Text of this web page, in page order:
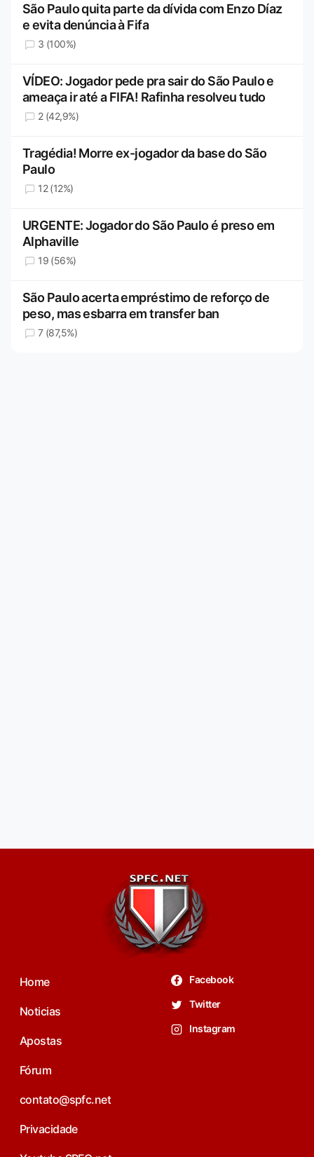
São Paulo quita parte da dívida com Enzo Díaz
e evita denúncia à Fifa
3 (100%)
VÍDEO: Jogador pede pra sair do São Paulo e
ameaça ir até a FIFA! Rafinha resolveu tudo
2 (42,9%)
Tragédia! Morre ex-jogador da base do São
Paulo
12 (12%)
URGENTE: Jogador do São Paulo é preso em
Alphaville
19 (56%)
São Paulo acerta empréstimo de reforço de
peso, mas esbarra em transfer ban
7 (87,5%)
Home
Noticias
Apostas
Fórum
contato@spfc.net
Privacidade
Facebook
Twitter
Instagram